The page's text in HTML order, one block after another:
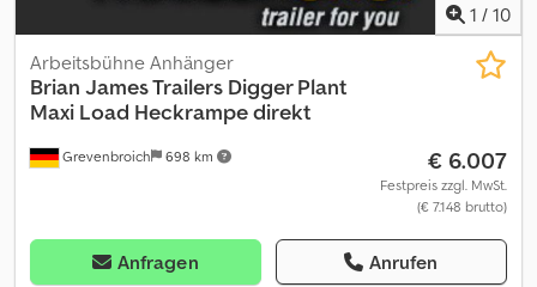
1 / 10
Grevenbroich 698 km
Arbeitsbühne Anhänger
Brian James Trailers Digger Plant
Maxi Load Heckrampe direkt
€ 6.007
Festpreis zzgl. MwSt.
(€ 7.148 brutto)
Anfragen Anrufen